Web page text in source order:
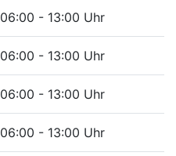
06:00 - 13:00 Uhr
06:00 - 13:00 Uhr
06:00 - 13:00 Uhr
06:00 - 13:00 Uhr